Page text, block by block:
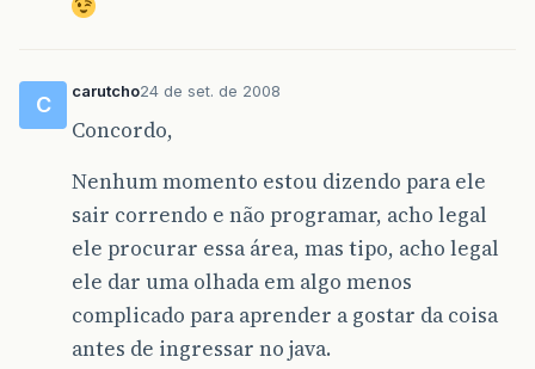
C
carutcho24 de set. de 2008
Concordo,
Nenhum momento estou dizendo para ele
sair correndo e não programar, acho legal
ele procurar essa área, mas tipo, acho legal
ele dar uma olhada em algo menos
complicado para aprender a gostar da coisa
antes de ingressar no java.